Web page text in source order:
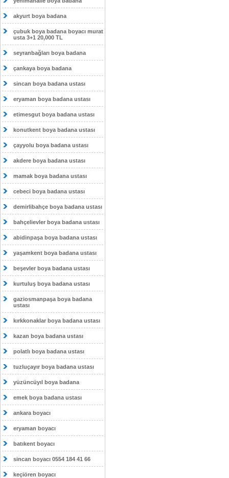
akyurt boya badana
çubuk boya badana boyacı murat
usta 3+1 20,000 TL
seyranbağları boya badana
çankaya boya badana
sincan boya badana ustası
eryaman boya badana ustası
etimesgut boya badana ustası
konutkent boya badana ustası
çayyolu boya badana ustası
akdere boya badana ustası
mamak boya badana ustası
cebeci boya badana ustası
demirlibahçe boya badana ustası
bahçelievler boya badana ustası
abidinpaşa boya badana ustası
yaşamkent boya badana ustası
beşevler boya badana ustası
kurtuluş boya badana ustası
gaziosmanpaşa boya badana
ustası
kırkkonaklar boya badana ustası
kazan boya badana ustası
polatlı boya badana ustası
tuzluçayır boya badana ustası
yüzüncüyıl boya badana
emek boya badana ustası
ankara boyacı
eryaman boyacı
batıkent boyacı
sincan boyacı 0554 184 41 66
keçiören boyacı